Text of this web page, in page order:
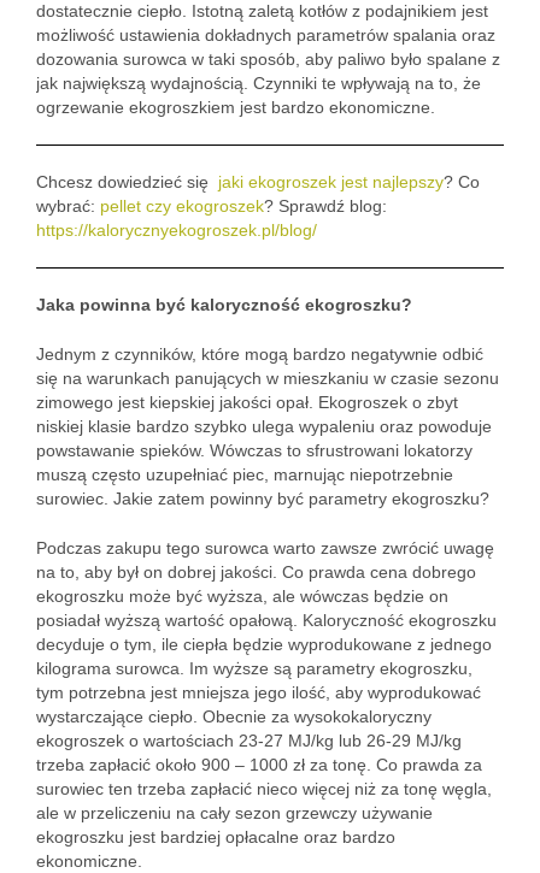
dostatecznie ciepło. Istotną zaletą kotłów z podajnikiem jest
możliwość ustawienia dokładnych parametrów spalania oraz
dozowania surowca w taki sposób, aby paliwo było spalane z
jak największą wydajnością. Czynniki te wpływają na to, że
ogrzewanie ekogroszkiem jest bardzo ekonomiczne.
Chcesz dowiedzieć się jaki ekogroszek jest najlepszy? Co
wybrać: pellet czy ekogroszek? Sprawdź blog:
https://kalorycznyekogroszek.pl/blog/
Jaka powinna być kaloryczność ekogroszku?
Jednym z czynników, które mogą bardzo negatywnie odbić
się na warunkach panujących w mieszkaniu w czasie sezonu
zimowego jest kiepskiej jakości opał. Ekogroszek o zbyt
niskiej klasie bardzo szybko ulega wypaleniu oraz powoduje
powstawanie spieków. Wówczas to sfrustrowani lokatorzy
muszą często uzupełniać piec, marnując niepotrzebnie
surowiec. Jakie zatem powinny być parametry ekogroszku?
Podczas zakupu tego surowca warto zawsze zwrócić uwagę
na to, aby był on dobrej jakości. Co prawda cena dobrego
ekogroszku może być wyższa, ale wówczas będzie on
posiadał wyższą wartość opałową. Kaloryczność ekogroszku
decyduje o tym, ile ciepła będzie wyprodukowane z jednego
kilograma surowca. Im wyższe są parametry ekogroszku,
tym potrzebna jest mniejsza jego ilość, aby wyprodukować
wystarczające ciepło. Obecnie za wysokokaloryczny
ekogroszek o wartościach 23-27 MJ/kg lub 26-29 MJ/kg
trzeba zapłacić około 900 – 1000 zł za tonę. Co prawda za
surowiec ten trzeba zapłacić nieco więcej niż za tonę węgla,
ale w przeliczeniu na cały sezon grzewczy używanie
ekogroszku jest bardziej opłacalne oraz bardzo
ekonomiczne.